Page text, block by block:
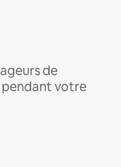
de
votre